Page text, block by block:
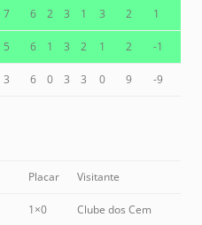
7 6 2 3 1 3 2 1
5 6 1 3 2 1 2 -1
3 6 0 3 3 0 9 -9
Placar Visitante
1×0 Clube dos Cem